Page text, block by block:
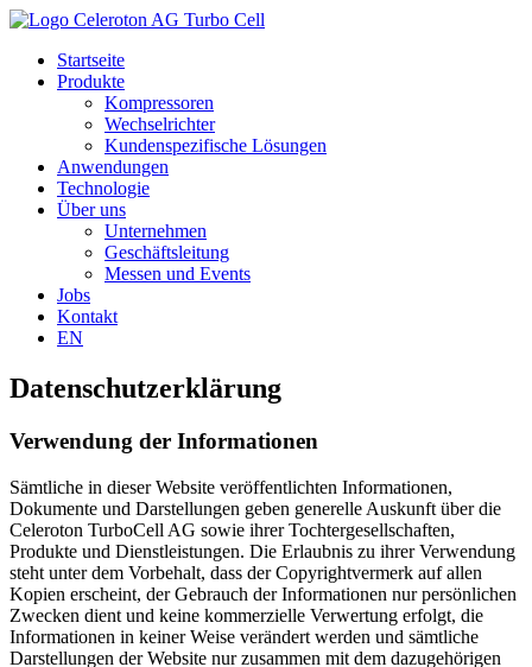
Startseite
Produkte
Kompressoren
Wechselrichter
Kundenspezifische Lösungen
Anwendungen
Technologie
Über uns
Unternehmen
Geschäftsleitung
Messen und Events
Jobs
Kontakt
EN
Datenschutzerklärung
Verwendung der Informationen
Sämtliche in dieser Website veröffentlichten Informationen,
Dokumente und Darstellungen geben generelle Auskunft über die
Celeroton TurboCell AG sowie ihrer Tochtergesellschaften,
Produkte und Dienstleistungen. Die Erlaubnis zu ihrer Verwendung
steht unter dem Vorbehalt, dass der Copyrightvermerk auf allen
Kopien erscheint, der Gebrauch der Informationen nur persönlichen
Zwecken dient und keine kommerzielle Verwertung erfolgt, die
Informationen in keiner Weise verändert werden und sämtliche
Darstellungen der Website nur zusammen mit dem dazugehörigen